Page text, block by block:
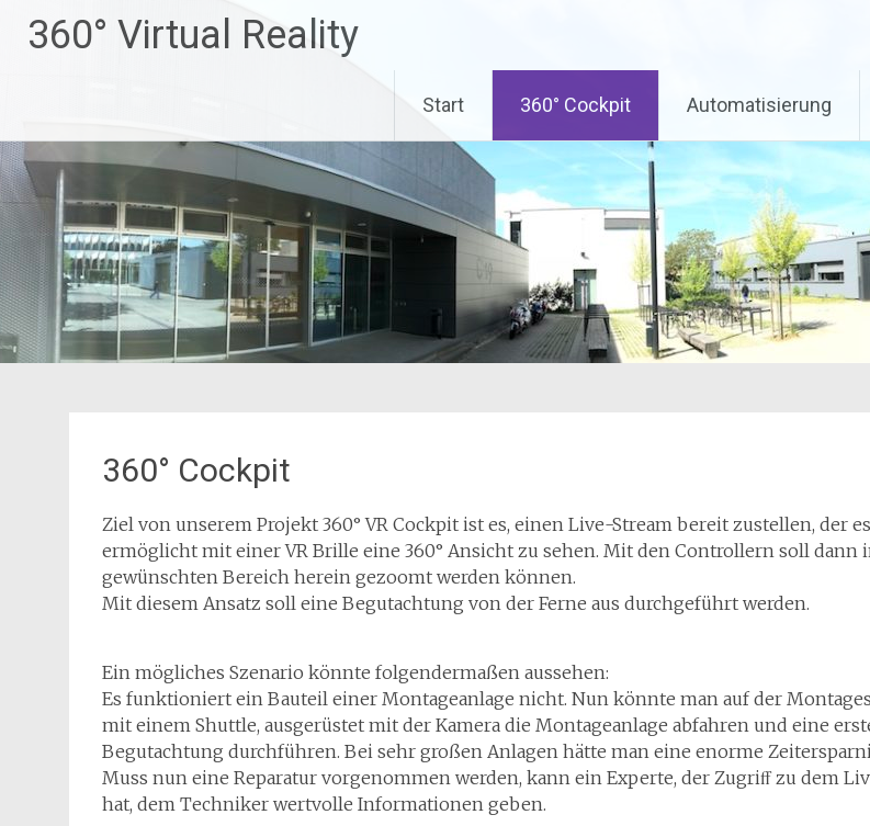
Inhalt360° Virtual Reality
Start 360° Cockpit Automatisierung
360° Cockpit
Ziel von unserem Projekt 360° VR Cockpit ist es, einen Live-Stream bereit zustellen, der es
ermöglicht mit einer VR Brille eine 360° Ansicht zu sehen. Mit den Controllern soll dann
gewünschten Bereich herein gezoomt werden können.
Mit diesem Ansatz soll eine Begutachtung von der Ferne aus durchgeführt werden.
Ein mögliches Szenario könnte folgendermaßen aussehen:
Es funktioniert ein Bauteil einer Montageanlage nicht. Nun könnte man auf der
mit einem Shuttle, ausgerüstet mit der Kamera die Montageanlage abfahren und eine
Begutachtung durchführen. Bei sehr großen Anlagen hätte man eine enorme
Muss nun eine Reparatur vorgenommen werden, kann ein Experte, der Zugriﬀ zu dem
hat, dem Techniker wertvolle Informationen geben.